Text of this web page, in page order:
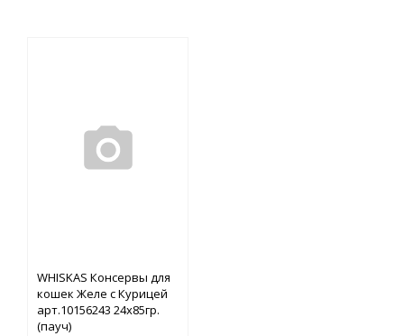
WHISKAS Консервы для
кошек Желе с Курицей
арт.10156243 24х85гр.
(пауч)